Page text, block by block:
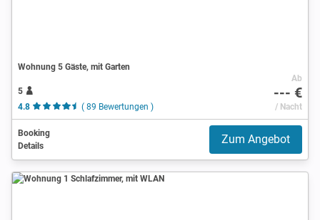
Wohnung 5 Gäste, mit Garten
5
4.8
( 89 Bewertungen )
Ab
--- €
/ Nacht
Booking
Details
Zum Angebot